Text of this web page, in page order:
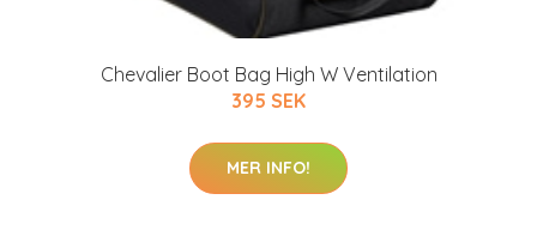
Chevalier Boot Bag High W Ventilation
395 SEK
MER INFO!